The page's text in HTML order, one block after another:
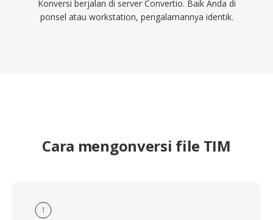
Konversi berjalan di server Convertio. Baik Anda di
ponsel atau workstation, pengalamannya identik.
Cara mengonversi file TIM
1